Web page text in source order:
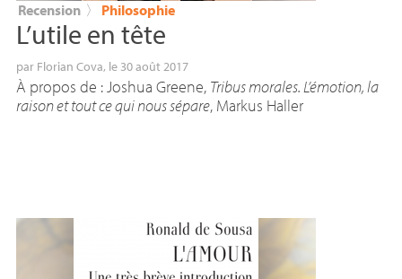
Recension 〉 Philosophie
L’utile en tête
par Florian Cova, le 30 août 2017
À propos de : Joshua Greene, Tribus morales. L’émotion, la
raison et tout ce qui nous sépare, Markus Haller